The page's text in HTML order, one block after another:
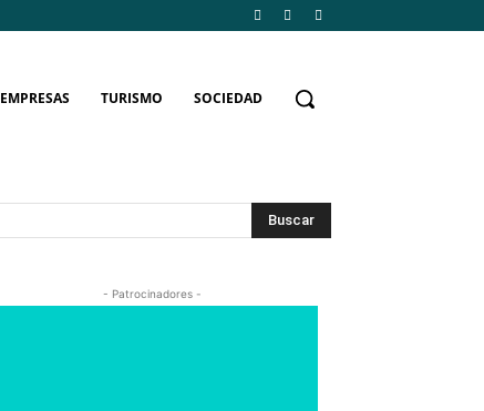
EMPRESAS TURISMO SOCIEDAD
Buscar
- Patrocinadores -